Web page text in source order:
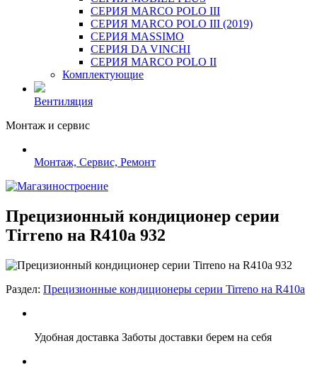
СЕРИЯ MARCO POLO III
СЕРИЯ MARCO POLO III (2019)
СЕРИЯ MASSIMO
СЕРИЯ DA VINCHI
СЕРИЯ MARCO POLO II
Комплектующие
Вентиляция
Монтаж и сервис
Монтаж, Сервис, Ремонт
Прецизионный кондиционер серии
Tirreno на R410a 932
Раздел: Прецизионные кондиционеры серии Tirreno на R410a
Удобная доставка Заботы доставки берем на себя